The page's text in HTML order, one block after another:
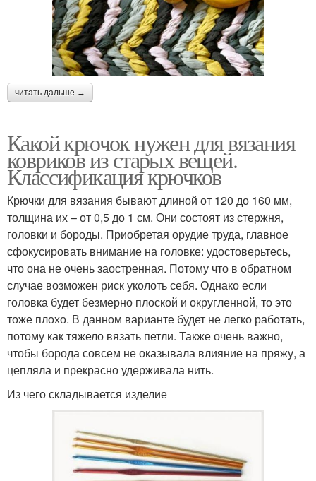
читать дальше →
Какой крючок нужен для вязания
ковриков из старых вещей.
Классификация крючков
Крючки для вязания бывают длиной от 120 до 160 мм,
толщина их – от 0,5 до 1 см. Они состоят из стержня,
головки и бороды. Приобретая орудие труда, главное
сфокусировать внимание на головке: удостоверьтесь,
что она не очень заостренная. Потому что в обратном
случае возможен риск уколоть себя. Однако если
головка будет безмерно плоской и округленной, то это
тоже плохо. В данном варианте будет не легко работать,
потому как тяжело вязать петли. Также очень важно,
чтобы борода совсем не оказывала влияние на пряжу, а
цепляла и прекрасно удерживала нить.
Из чего складывается изделие